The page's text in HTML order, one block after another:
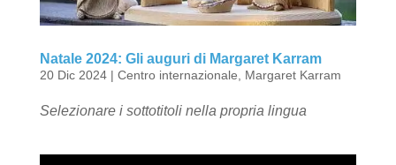
Natale 2024: Gli auguri di Margaret Karram
20 Dic 2024| Centro internazionale, Margaret Karram
Selezionare i sottotitoli nella propria lingua